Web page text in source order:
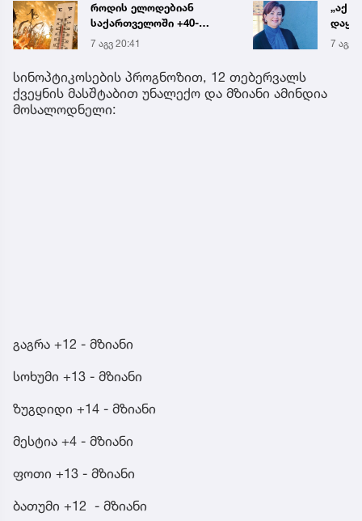
როდის ელოდებიან
საქართველოში +40-
გრადუსიან სიცხეს
7 აგვ 20:41
„აქ
7 აგვ
სინოპტიკოსების პროგნოზით, 12 თებერვალს
ქვეყნის მასშტაბით უნალექო და მზიანი ამინდია
მოსალოდნელი:
გაგრა +12 - მზიანი
სოხუმი +13 - მზიანი
ზუგდიდი +14 - მზიანი
მესტია +4 - მზიანი
ფოთი +13 - მზიანი
ბათუმი +12 - მზიანი